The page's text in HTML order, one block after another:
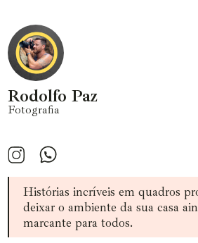
Rodolfo Paz
Fotografia
Histórias incríveis em quadros
deixar o ambiente da sua casa
marcante para todos.